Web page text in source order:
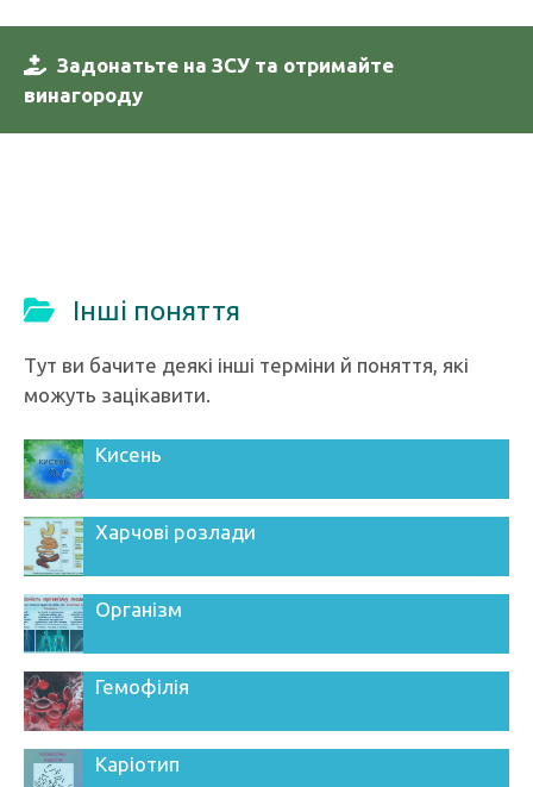
Задонатьте на ЗСУ та отримайте
винагороду
Інші поняття
Тут ви бачите деякі інші терміни й поняття, які
можуть зацікавити.
Кисень
Харчові розлади
Організм
Гемофілія
Каріотип